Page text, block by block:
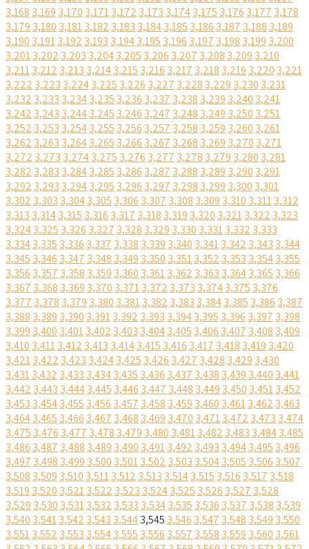
3,168 3,169 3,170 3,1713,172 3,173 3,1743,175 3,176 3,177 3,178
3,179 3,180 3,1813,182 3,183 3,1843,185 3,186 3,187 3,188 3,189
3,190 3,1913,192 3,193 3,1943,195 3,196 3,197 3,198 3,199 3,200
3,2013,202 3,203 3,2043,205 3,206 3,207 3,208 3,209 3,210
3,2113,212 3,213 3,2143,215 3,216 3,217 3,218 3,219 3,220 3,221
3,222 3,223 3,2243,225 3,226 3,227 3,228 3,229 3,230 3,231
3,232 3,233 3,2343,235 3,236 3,237 3,238 3,239 3,240 3,241
3,242 3,243 3,2443,245 3,246 3,247 3,248 3,249 3,250 3,251
3,252 3,253 3,2543,255 3,256 3,257 3,258 3,259 3,260 3,261
3,262 3,263 3,2643,265 3,266 3,267 3,268 3,269 3,270 3,271
3,272 3,273 3,2743,275 3,276 3,277 3,278 3,279 3,280 3,281
3,282 3,283 3,2843,285 3,286 3,287 3,288 3,289 3,290 3,291
3,292 3,293 3,2943,295 3,296 3,297 3,298 3,299 3,300 3,301
3,302 3,303 3,3043,305 3,306 3,307 3,308 3,309 3,310 3,3113,312
3,313 3,3143,315 3,316 3,317 3,318 3,319 3,320 3,3213,322 3,323
3,3243,325 3,326 3,327 3,328 3,329 3,330 3,3313,332 3,333
3,3343,335 3,336 3,337 3,338 3,339 3,340 3,3413,342 3,343 3,344
3,345 3,346 3,347 3,348 3,349 3,350 3,3513,352 3,353 3,3543,355
3,356 3,357 3,358 3,359 3,360 3,3613,362 3,363 3,3643,365 3,366
3,367 3,368 3,369 3,370 3,3713,372 3,373 3,3743,375 3,376
3,377 3,378 3,379 3,380 3,3813,382 3,383 3,3843,385 3,386 3,387
3,388 3,389 3,390 3,3913,392 3,393 3,3943,395 3,396 3,397 3,398
3,399 3,400 3,4013,402 3,403 3,4043,405 3,406 3,407 3,408 3,409
3,410 3,4113,412 3,413 3,4143,415 3,416 3,417 3,418 3,419 3,420
3,4213,422 3,423 3,4243,425 3,426 3,427 3,428 3,429 3,430
3,4313,432 3,433 3,4343,435 3,436 3,437 3,438 3,439 3,440 3,441
3,442 3,443 3,4443,445 3,446 3,447 3,448 3,449 3,450 3,4513,452
3,453 3,4543,455 3,456 3,457 3,458 3,459 3,460 3,4613,462 3,463
3,4643,465 3,466 3,467 3,468 3,469 3,470 3,4713,472 3,473 3,474
3,475 3,476 3,477 3,478 3,479 3,480 3,4813,482 3,483 3,4843,485
3,486 3,487 3,488 3,489 3,490 3,4913,492 3,493 3,4943,495 3,496
3,497 3,498 3,499 3,500 3,5013,502 3,503 3,5043,505 3,506 3,507
3,508 3,509 3,510 3,5113,512 3,513 3,5143,515 3,516 3,517 3,518
3,519 3,520 3,5213,522 3,523 3,5243,525 3,526 3,527 3,528
3,529 3,530 3,5313,532 3,533 3,5343,535 3,536 3,537 3,538 3,539
3,540 3,5413,542 3,543 3,5443,545 3,546 3,547 3,548 3,549 3,550
3,5513,552 3,553 3,5543,555 3,556 3,557 3,558 3,559 3,560 3,561